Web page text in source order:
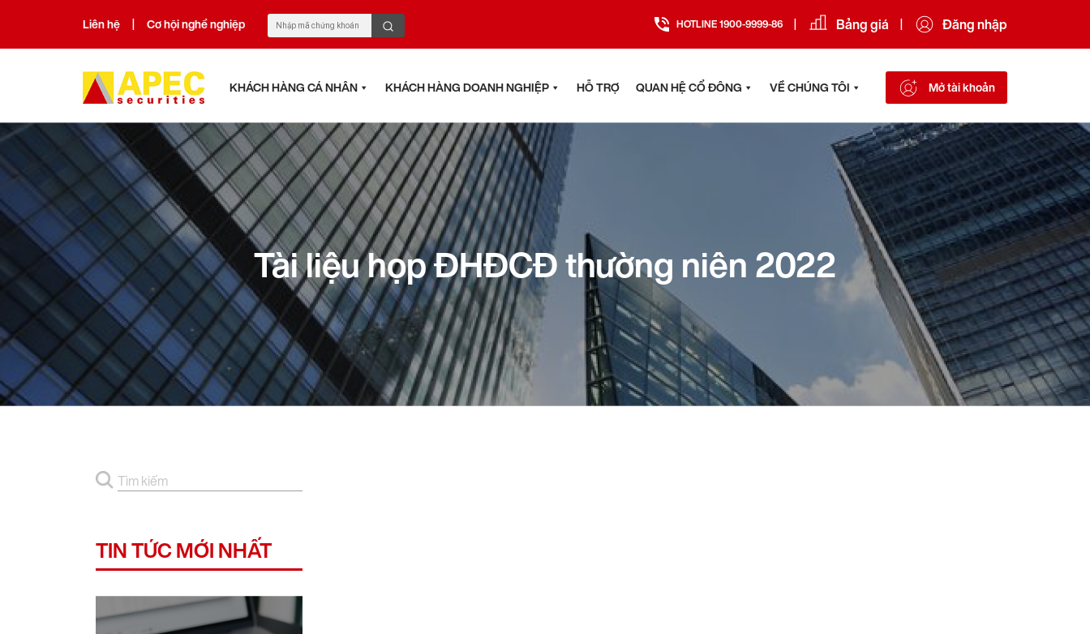
Liên hệ | Cơ hội nghề nghiệp HOTLINE 1900-9999-86 | Bảng giá | Đăng nhập
KHÁCH HÀNG CÁ NHÂN KHÁCH HÀNG DOANH NGHIỆP HỖ TRỢ QUAN HỆ CỔ ĐÔNG VỀ CHÚNG TÔI Mở tài khoản
Tài liệu họp ĐHĐCĐ thường niên 2022
TIN TỨC MỚI NHẤT